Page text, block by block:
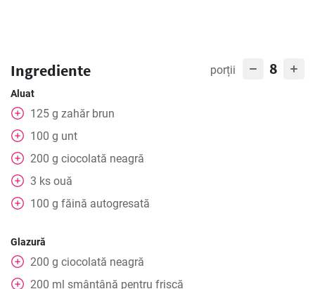
Ingrediente porții 8
Aluat
125 g zahăr brun
100 g unt
200 g ciocolată neagră
3 ks ouă
100 g făină autogresată
Glazură
200 g ciocolată neagră
200 ml smântână pentru frișcă